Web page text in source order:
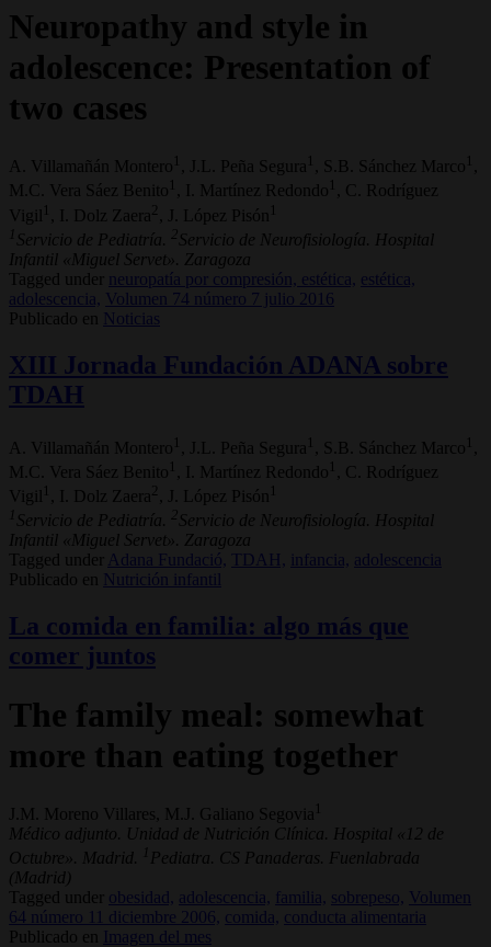
Neuropathy and style in
adolescence: Presentation of
two cases
A. Villamañán Montero 1 , J.L. Peña Segura 1 , S.B. Sánchez Marco 1
M.C. Vera Sáez Benito 1 , I. Martínez Redondo 1
, C. Rodríguez
Vigil
1 , I. Dolz Zaera , J. López Pisón
1
1 Servicio de Pediatría. 2 Servicio de Neurofisiología. Hospital
Infantil «Miguel Servet». Zaragoza
Tagged under
neuropatía por compresión, estética, estética,
adolescencia,
Volumen 74 número 7 julio 2016
Publicado en
Noticias
XIII Jornada Fundación ADANA sobre
TDAH
A. Villamañán Montero 1 , J.L. Peña Segura 1 , S.B. Sánchez Marco 1
M.C. Vera Sáez Benito 1 , I. Martínez Redondo 1
, C. Rodríguez
Vigil
1 , I. Dolz Zaera , J. López Pisón
1
1 Servicio de Pediatría. 2 Servicio de Neurofisiología. Hospital
Infantil «Miguel Servet». Zaragoza
Tagged under
Adana Fundació, TDAH, infancia, adolescencia
Publicado en Nutrición infantil
La comida en familia: algo más que
comer juntos
The family meal: somewhat
more than eating together
J.M. Moreno Villares, M.J. Galiano Segovia 1
Médico adjunto. Unidad de Nutrición Clínica. Hospital «12 de
Octubre». Madrid. 1 Pediatra. CS Panaderas. Fuenlabrada
(Madrid)
Tagged under
obesidad, adolescencia, familia, sobrepeso,
Volumen
64 número 11 diciembre 2006, comida, conducta alimentaria
Publicado en
Imagen del mes